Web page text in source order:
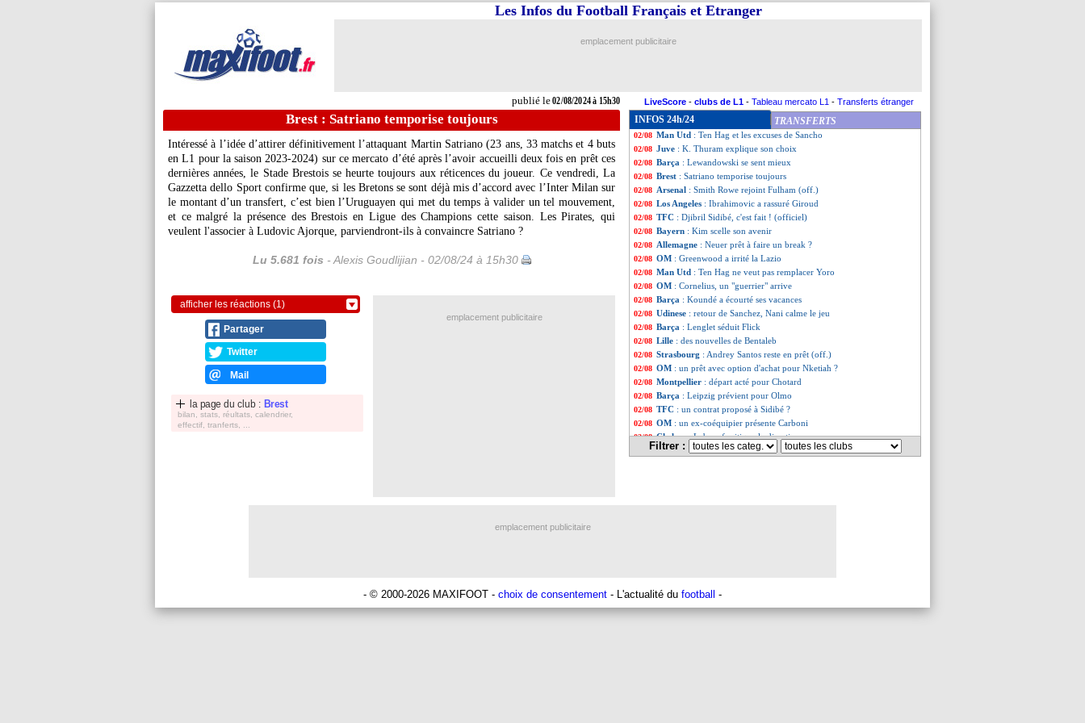
publié le02/08/2024 à 15h30
Les Infos du Football Français et Etranger
emplacement publicitaire
LiveScore - clubs de L1 - Tableau mercato L1 - Transferts étranger
Brest : Satriano temporise toujours
Intéressé à l’idée d’attirer définitivement l’attaquant Martin Satriano (23 ans, 33 matchs et 4 buts
en L1 pour la saison 2023-2024) sur ce mercato d’été après l’avoir accueilli deux fois en prêt ces
dernières années, le Stade Brestois se heurte toujours aux réticences du joueur. Ce vendredi, La
Gazzetta dello Sport confirme que, si les Bretons se sont déjà mis d’accord avec l’Inter Milan sur
le montant d’un transfert, c’est bien l’Uruguayen qui met du temps à valider un tel mouvement,
et ce malgré la présence des Brestois en Ligue des Champions cette saison. Les Pirates, qui
veulent l'associer à Ludovic Ajorque, parviendront-ils à convaincre Satriano ?
Lu 5.681 fois - Alexis Goudlijian - 02/08/24 à 15h30
afficher les réactions (1)
Partager
Twitter
Mail
la page du club : Brest
bilan, stats, réultats, calendrier,
effectif, tranferts, ...
INFOS 24h/24 TRANSFERTS
02/08 PSG: une rencontre avec l'agent d'Alvarez ?
02/08 Los Angeles
02/08 PSG: une rechute pour Kimpembe ?
02/08 Man City : l'Atletico avance pour Alvarez !
02/08 Man Utd : Ten Hag et les excuses de Sancho
02/08 Juve : K. Thuram explique son choix
02/08 Barça : Lewandowski se sent mieux
02/08 Brest : Satriano temporise toujours
02/08 Arsenal : Smith Rowe rejoint Fulham (off.)
02/08 Los Angeles : Ibrahimovic a rassuré Giroud
02/08 TFC : Djibril Sidibé, c'est fait ! (officiel)
02/08 Bayern : Kim scelle son avenir
02/08 Allemagne : Neuer prêt à faire un break ?
02/08 OM : Greenwood a irrité la Lazio
02/08 Man Utd : Ten Hag ne veut pas remplacer Yoro
02/08 OM : Cornelius, un "guerrier" arrive
02/08 Barça : Koundé a écourté ses vacances
02/08 Udinese : retour de Sanchez, Nani calme le jeu
02/08 Barça : Lenglet séduit Flick
02/08 Lille : des nouvelles de Bentaleb
02/08 Strasbourg : Andrey Santos reste en prêt (off.)
02/08 OM : un prêt avec option d'achat pour Nketiah ?
02/08 Montpellier : départ acté pour Chotard
02/08 Barça : Leipzig prévient pour Olmo
02/08 TFC : un contrat proposé à Sidibé ?
02/08 OM : un ex-coéquipier présente Carboni
02/08 Chelsea: Leboeuf critique la direction
02/08 Montpellier: Khazri sur le départ ?
Filtrer :
emplacement publicitaire
emplacement publicitaire
- © 2000-2026 MAXIFOOT - choix de consentement - L'actualité du football -